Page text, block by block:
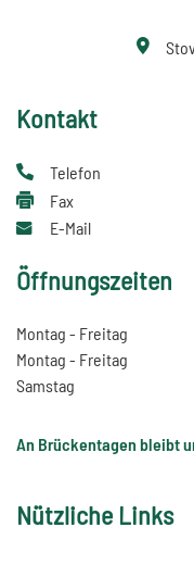
Kontakt
Telefon
Fax
E-Mail
Öffnungszeiten
Montag - Freitag
Montag - Freitag
Samstag
An Brückentagen bleibt
Nützliche Links